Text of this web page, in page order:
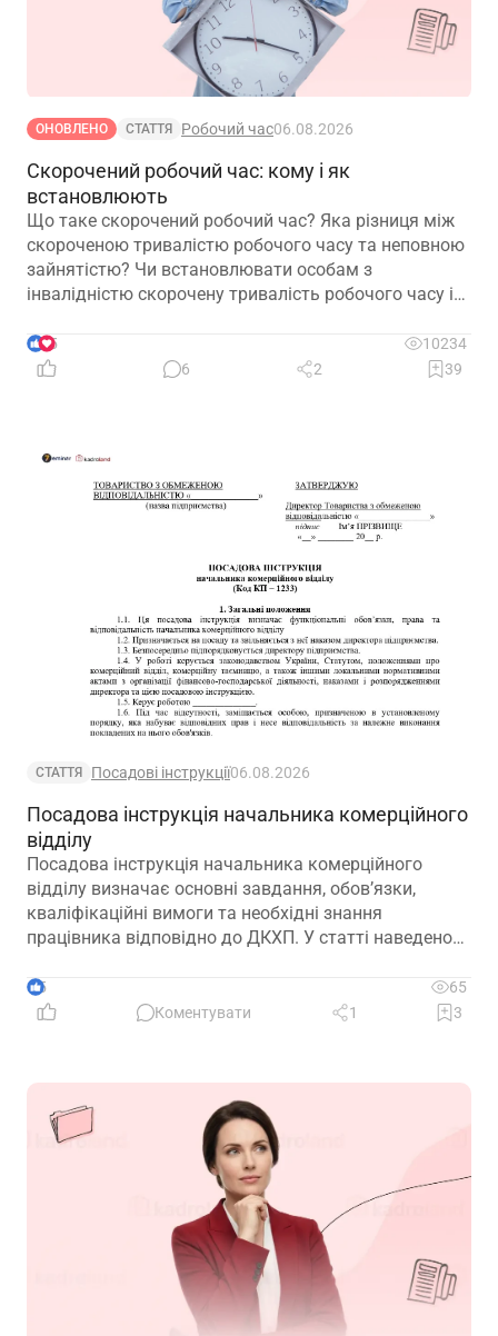
ОНОВЛЕНО СТАТТЯ Робочий час06.08.2026
Скорочений робочий час: кому і як
встановлюють
Що таке скорочений робочий час? Яка різниця між
скороченою тривалістю робочого часу та неповною
зайнятістю? Чи встановлювати особам з
інвалідністю скорочену тривалість робочого часу і
передбачено встановлення скороченого робочого
часу? І особливо актуальне запитання: чи потрібно
5
10234
6
2 39
СТАТТЯ Посадові інструкції06.08.2026
Посадова інструкція начальника комерційного
відділу
Посадова інструкція начальника комерційного
відділу визначає основні завдання, обов’язки,
кваліфікаційні вимоги та необхідні знання
працівника відповідно до ДКХП. У статті наведено
до особливостей діяльності підприємства.
5
65
Коментувати
1 3